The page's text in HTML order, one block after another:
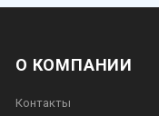
О КОМПАНИИ
Контакты